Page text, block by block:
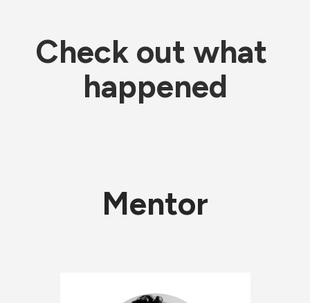
Check out what
happened
Mentor